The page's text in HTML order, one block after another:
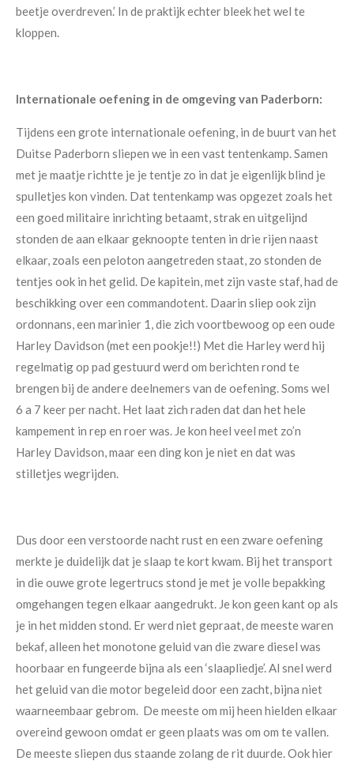
beetje overdreven.’ In de praktijk echter bleek het wel te
kloppen.
Internationale oefening in de omgeving van Paderborn:
Tijdens een grote internationale oefening, in de buurt van het
Duitse Paderborn sliepen we in een vast tentenkamp. Samen
met je maatje richtte je je tentje zo in dat je eigenlijk blind je
spulletjes kon vinden. Dat tentenkamp was opgezet zoals het
een goed militaire inrichting betaamt, strak en uitgelijnd
stonden de aan elkaar geknoopte tenten in drie rijen naast
elkaar, zoals een peloton aangetreden staat, zo stonden de
tentjes ook in het gelid. De kapitein, met zijn vaste staf, had de
beschikking over een commandotent. Daarin sliep ook zijn
ordonnans, een marinier 1, die zich voortbewoog op een oude
Harley Davidson (met een pookje!!) Met die Harley werd hij
regelmatig op pad gestuurd werd om berichten rond te
brengen bij de andere deelnemers van de oefening. Soms wel
6 a 7 keer per nacht. Het laat zich raden dat dan het hele
kampement in rep en roer was. Je kon heel veel met zo’n
Harley Davidson, maar een ding kon je niet en dat was
stilletjes wegrijden.
Dus door een verstoorde nacht rust en een zware oefening
merkte je duidelijk dat je slaap te kort kwam. Bij het transport
in die ouwe grote legertrucs stond je met je volle bepakking
omgehangen tegen elkaar aangedrukt. Je kon geen kant op als
je in het midden stond. Er werd niet gepraat, de meeste waren
bekaf, alleen het monotone geluid van die zware diesel was
hoorbaar en fungeerde bijna als een ‘slaapliedje’. Al snel werd
het geluid van die motor begeleid door een zacht, bijna niet
waarneembaar gebrom. De meeste om mij heen hielden elkaar
overeind gewoon omdat er geen plaats was om om te vallen.
De meeste sliepen dus staande zolang de rit duurde. Ook hier